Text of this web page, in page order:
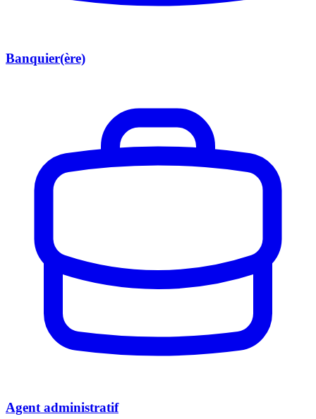
Banquier(ère)
Agent administratif